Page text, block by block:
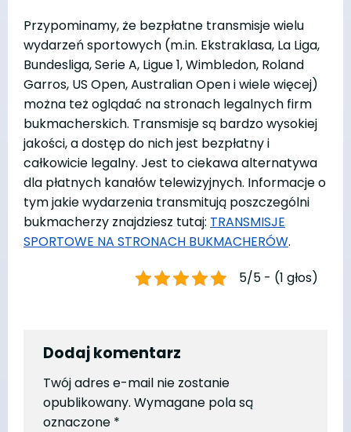
Przypominamy, że bezpłatne transmisje wielu
wydarzeń sportowych (m.in. Ekstraklasa, La Liga,
Bundesliga, Serie A, Ligue 1, Wimbledon, Roland
Garros, US Open, Australian Open i wiele więcej)
można też oglądać na stronach legalnych firm
bukmacherskich. Transmisje są bardzo wysokiej
jakości, a dostęp do nich jest bezpłatny i
całkowicie legalny. Jest to ciekawa alternatywa
dla płatnych kanałów telewizyjnych. Informacje o
tym jakie wydarzenia transmitują poszczególni
bukmacherzy znajdziesz tutaj: TRANSMISJE
SPORTOWE NA STRONACH BUKMACHERÓW.
5/5 - (1 głos)
Dodaj komentarz
Twój adres e-mail nie zostanie
opublikowany. Wymagane pola są
oznaczone *